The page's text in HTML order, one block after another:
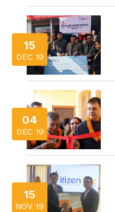
15
DEC 19
04
DEC 19
15
NOV 19